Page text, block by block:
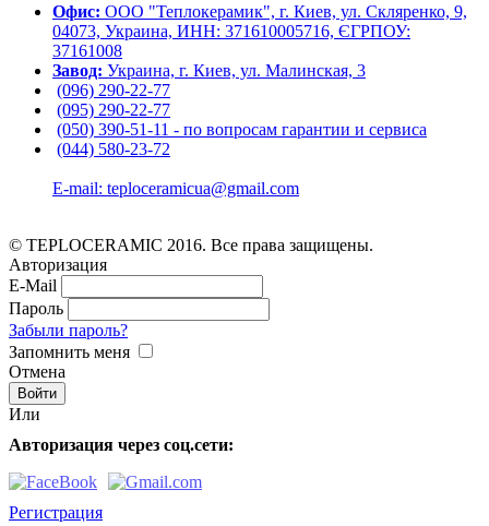
Офис: ООО "Теплокерамик", г. Киев, ул. Скляренко, 9,
04073, Украина, ИНН: 371610005716, ЄГРПОУ:
37161008
Завод: Украина, г. Киев, ул. Малинская, 3
(096) 290-22-77
(095) 290-22-77
(050) 390-51-11 - по вопросам гарантии и cервиса
(044) 580-23-72
E-mail: teploceramicua@gmail.com
© TEPLOCERAMIC 2016. Все права защищены.
Авторизация
E-Mail
Пароль
Забыли пароль?
Запомнить меня
Отмена
Или
Авторизация через соц.сети:
Регистрация